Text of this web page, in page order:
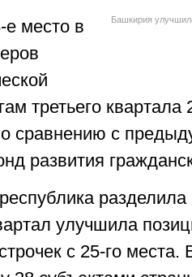
Башкирия
место в
третьего
сравнению с
развития
улучшила
с 25-го места.